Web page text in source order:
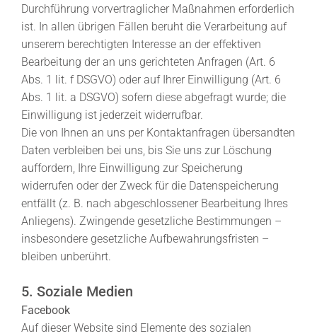
Durchführung vorvertraglicher Maßnahmen erforderlich
ist. In allen übrigen Fällen beruht die Verarbeitung auf
unserem berechtigten Interesse an der effektiven
Bearbeitung der an uns gerichteten Anfragen (Art. 6
Abs. 1 lit. f DSGVO) oder auf Ihrer Einwilligung (Art. 6
Abs. 1 lit. a DSGVO) sofern diese abgefragt wurde; die
Einwilligung ist jederzeit widerrufbar.
Die von Ihnen an uns per Kontaktanfragen übersandten
Daten verbleiben bei uns, bis Sie uns zur Löschung
auffordern, Ihre Einwilligung zur Speicherung
widerrufen oder der Zweck für die Datenspeicherung
entfällt (z. B. nach abgeschlossener Bearbeitung Ihres
Anliegens). Zwingende gesetzliche Bestimmungen –
insbesondere gesetzliche Aufbewahrungsfristen –
bleiben unberührt.
5. Soziale Medien
Facebook
Auf dieser Website sind Elemente des sozialen